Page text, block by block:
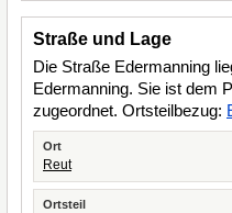
Straße und Lage
Die Straße Edermanning
Edermanning. Sie ist dem
zugeordnet. Ortsteilbezug:
Ort
Reut
Ortsteil